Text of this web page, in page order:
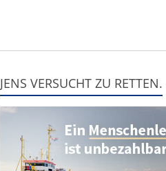
JENS VERSUCHT ZU RETTEN.